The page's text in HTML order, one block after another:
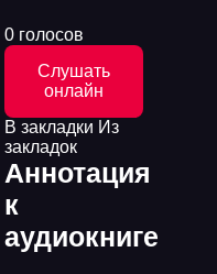
0 голосов
Слушать
онлайн
В закладки Из
закладок
Аннотация
к
аудиокниге